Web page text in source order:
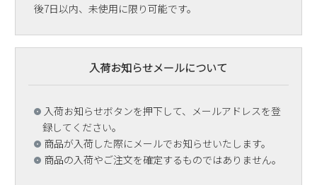
後7日以内、未使用に限り可能です。
入荷お知らせメールについて
入荷お知らせボタンを押下して、メールアドレスを登
録してください。
商品が入荷した際にメールでお知らせいたします。
商品の入荷やご注文を確定するものではありません。